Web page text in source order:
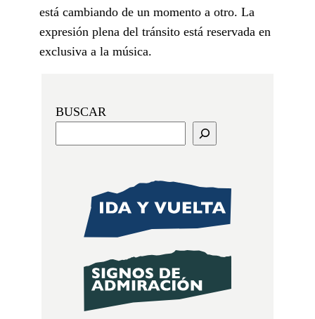
está cambiando de un momento a otro. La
expresión plena del tránsito está reservada en
exclusiva a la música.
BUSCAR